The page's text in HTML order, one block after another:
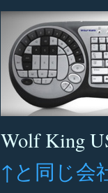
Wolf King
↑と同じ会